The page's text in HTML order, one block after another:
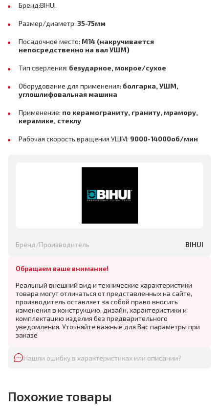
Бренд:BIHUI
Размер/диаметр: 35-75мм
Посадочное место: M14 (накручивается
непосредственно на вал УШМ)
Тип сверления: безударное, мокрое/сухое
Оборудование для применения: болгарка, УШМ,
углошлифовальная машина
Применение: по керамограниту, граниту, мрамору,
керамике, стеклу
Рабочая скорость вращения УШМ: 9000-14000об/мин
Бренд/Производитель BIHUI
Обращаем ваше внимание!
Реальный внешний вид и технические характеристики
товара могут отличаться от представленных на сайте,
производитель оставляет за собой право вносить
изменения в конструкцию, дизайн, характеристики и
комплектацию изделия без предварительного
уведомления. Уточняйте важные для Вас параметры при
заказе
Нашли ошибку в характеристиках или описании?
Похожие товары